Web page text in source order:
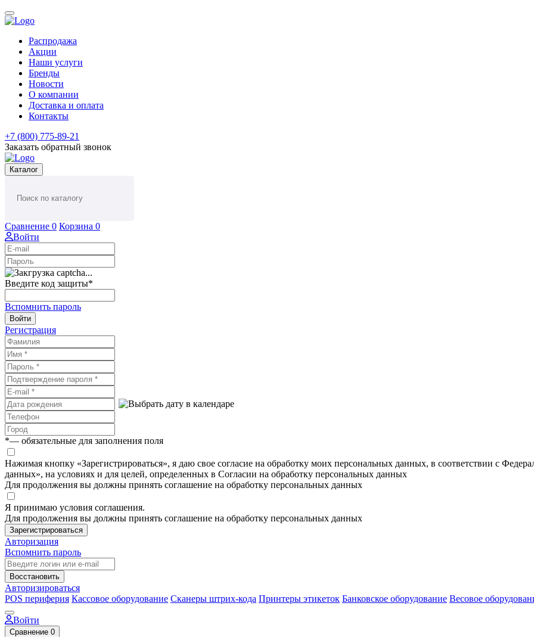
Распродажа
Акции
Наши услуги
Бренды
Новости
О компании
Доставка и оплата
Контакты
+7 (800) 775-89-21
Заказать обратный звонок
Каталог
Сравнение 0 Корзина 0
Войти
Введите код защиты*
Вспомнить пароль
Войти
Регистрация
*— обязательные для заполнения поля
Нажимая кнопку «Зарегистрироваться», я даю свое согласие на обработку моих персональных данных, в соответствии с
данных», на условиях и для целей, определенных в Согласии на обработку персональных данных
Для продолжения вы должны принять соглашение на обработку персональных данных
Я принимаю условия соглашения.
Для продолжения вы должны принять соглашение на обработку персональных данных
Зарегистрироваться
Авторизация
Вспомнить пароль
Восстановить
Авторизироваться
POS периферия Кассовое оборудование Сканеры штрих-кода Принтеры этикеток Банковское оборудование Весовое
Войти
Сравнение 0